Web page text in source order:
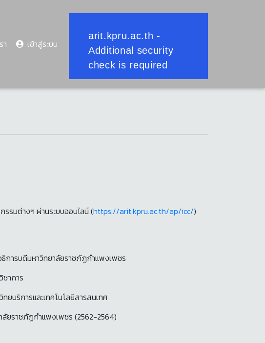
า เข้าสู่ระบบ
รมต่างๆ ผ่านระบบออนไลน์ (https://arit.kpru.ac.th/ap/icc/)
การบดีมหาวิทยาลัยราชภัฏกำแพงเพชร
าการ
ยบริการและเทคโนโลยีสารสนเทศ
ลัยราชภัฏกำแพงเพชร (2562-2564)